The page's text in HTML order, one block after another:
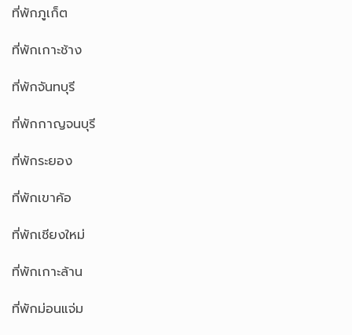
ที่พักภูเก็ต
ที่พักเกาะช้าง
ที่พักจันทบุรี
ที่พักกาญจนบุรี
ที่พักระยอง
ที่พักเขาค้อ
ที่พักเชียงใหม่
ที่พักเกาะล้าน
ที่พักม่อนแจ่ม